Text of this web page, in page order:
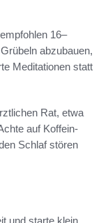
16–
abzubauen,
Meditationen statt
Rat, etwa
auf Koffein-
Schlaf stören
und starte klein